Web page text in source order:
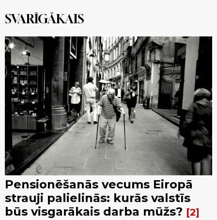
SVARĪGĀKAIS
Pensionēšanās vecums Eiropā
strauji palielinās: kurās valstīs
būs visgarākais darba mūžs?
2